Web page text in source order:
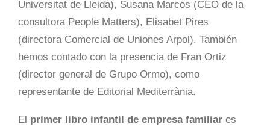
Universitat de Lleida), Susana Marcos (CEO de la
consultora People Matters), Elisabet Pires
(directora Comercial de Uniones Arpol). También
hemos contado con la presencia de Fran Ortiz
(director general de Grupo Ormo), como
representante de Editorial Mediterrània.
El primer libro infantil de empresa familiar es